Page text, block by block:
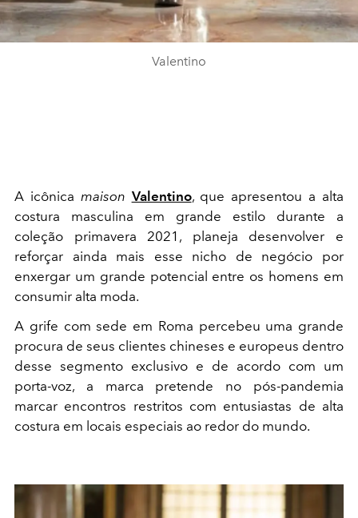
Valentino
A icônica maison Valentino, que apresentou a alta
costura masculina em grande estilo durante a
coleção primavera 2021, planeja desenvolver e
reforçar ainda mais esse nicho de negócio por
enxergar um grande potencial entre os homens em
consumir alta moda.
A grife com sede em Roma percebeu uma grande
procura de seus clientes chineses e europeus dentro
desse segmento exclusivo e de acordo com um
porta-voz, a marca pretende no pós-pandemia
marcar encontros restritos com entusiastas de alta
costura em locais especiais ao redor do mundo.